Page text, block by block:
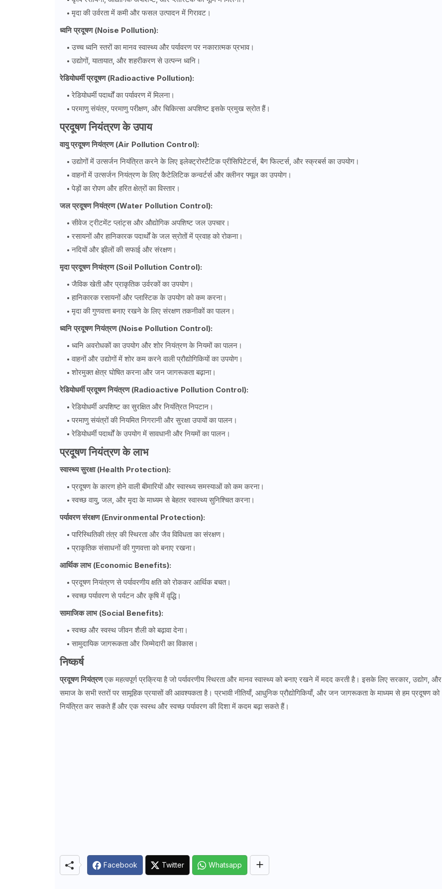
मृदा की उर्वरता में कमी और फसल उत्पादन में गिरावट।
ध्वनि प्रदूषण (Noise Pollution):
उच्च ध्वनि स्तरों का मानव स्वास्थ्य और पर्यावरण पर नकारात्मक प्रभाव।
उद्योगों, यातायात, और शहरीकरण से उत्पन्न ध्वनि।
रेडियोधर्मी प्रदूषण (Radioactive Pollution):
रेडियोधर्मी पदार्थों का पर्यावरण में मिलना।
परमाणु संयंत्र, परमाणु परीक्षण, और चिकित्सा अपशिष्ट इसके प्रमुख स्रोत हैं।
प्रदूषण नियंत्रण के उपाय
वायु प्रदूषण नियंत्रण (Air Pollution Control):
उद्योगों में उत्सर्जन नियंत्रित करने के लिए इलेक्ट्रोस्टैटिक प्रीसिपिटेटर्स, बैग फिल्टर्स, और स्क्रबर्स का उपयोग।
वाहनों में उत्सर्जन नियंत्रण के लिए कैटेलिटिक कन्वर्टर्स और क्लीनर फ्यूल का उपयोग।
पेड़ों का रोपण और हरित क्षेत्रों का विस्तार।
जल प्रदूषण नियंत्रण (Water Pollution Control):
सीवेज ट्रीटमेंट प्लांट्स और औद्योगिक अपशिष्ट जल उपचार।
रसायनों और हानिकारक पदार्थों के जल स्रोतों में प्रवाह को रोकना।
नदियों और झीलों की सफाई और संरक्षण।
मृदा प्रदूषण नियंत्रण (Soil Pollution Control):
जैविक खेती और प्राकृतिक उर्वरकों का उपयोग।
हानिकारक रसायनों और प्लास्टिक के उपयोग को कम करना।
मृदा की गुणवत्ता बनाए रखने के लिए संरक्षण तकनीकों का पालन।
ध्वनि प्रदूषण नियंत्रण (Noise Pollution Control):
ध्वनि अवरोधकों का उपयोग और शोर नियंत्रण के नियमों का पालन।
वाहनों और उद्योगों में शोर कम करने वाली प्रौद्योगिकियों का उपयोग।
शोरमुक्त क्षेत्र घोषित करना और जन जागरूकता बढ़ाना।
रेडियोधर्मी प्रदूषण नियंत्रण (Radioactive Pollution Control):
रेडियोधर्मी अपशिष्ट का सुरक्षित और नियंत्रित निपटान।
परमाणु संयंत्रों की नियमित निगरानी और सुरक्षा उपायों का पालन।
रेडियोधर्मी पदार्थों के उपयोग में सावधानी और नियमों का पालन।
प्रदूषण नियंत्रण के लाभ
स्वास्थ्य सुरक्षा (Health Protection):
प्रदूषण के कारण होने वाली बीमारियों और स्वास्थ्य समस्याओं को कम करना।
स्वच्छ वायु, जल, और मृदा के माध्यम से बेहतर स्वास्थ्य सुनिश्चित करना।
पर्यावरण संरक्षण (Environmental Protection):
पारिस्थितिकी तंत्र की स्थिरता और जैव विविधता का संरक्षण।
प्राकृतिक संसाधनों की गुणवत्ता को बनाए रखना।
आर्थिक लाभ (Economic Benefits):
प्रदूषण नियंत्रण से पर्यावरणीय क्षति को रोककर आर्थिक बचत।
स्वच्छ पर्यावरण से पर्यटन और कृषि में वृद्धि।
सामाजिक लाभ (Social Benefits):
स्वच्छ और स्वस्थ जीवन शैली को बढ़ावा देना।
सामुदायिक जागरूकता और जिम्मेदारी का विकास।
निष्कर्ष
प्रदूषण नियंत्रणएक महत्वपूर्ण प्रक्रिया है जो पर्यावरणीय स्थिरता और मानव स्वास्थ्य को बनाए रखने में मदद करती है। इसके लिए सरकार, उद्योग, और
समाज के सभी स्तरों पर सामूहिक प्रयासों की आवश्यकता है। प्रभावी नीतियाँ, आधुनिक प्रौद्योगिकियाँ, और जन जागरूकता के माध्यम से हम प्रदूषण को
नियंत्रित कर सकते हैं और एक स्वस्थ और स्वच्छ पर्यावरण की दिशा में कदम बढ़ा सकते हैं।
Facebook Twitter Whatsapp